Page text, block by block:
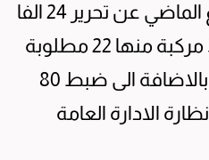
وأسفرت خلال الاسبوع الماضي عن تحرير 24 الفا
و358 مخالفة وضبط 32 مركبة منها 22 مطلوبة
لجهات أمنية وقضائية، بالاضافة الى ضبط 80
الادارة العامة